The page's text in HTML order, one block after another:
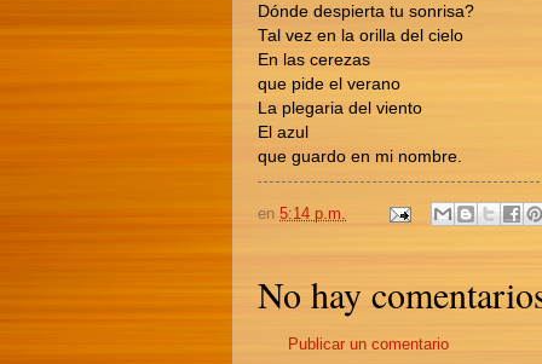
Dónde despierta tu sonrisa?
Tal vez en la orilla del cielo
En las cerezas
que pide el verano
La plegaria del viento
El azul
que guardo en mi nombre.
en 5:14 p.m.
No hay
Publicar un comentario